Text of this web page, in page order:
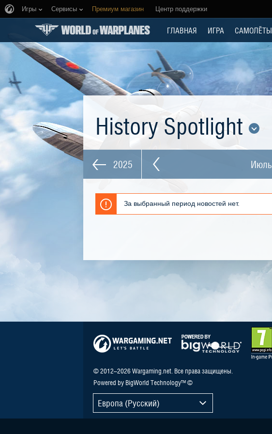
Игры Сервисы Премиум магазин Центр поддержки
ГЛАВНАЯ ИГРА САМОЛЁТЫ
History Spotlight
2025 Июль
За выбранный период новостей нет.
© 2012–2026 Wargaming.net. Все права защищены.
Powered by BigWorld Technology™ ©
Европа (Русский)